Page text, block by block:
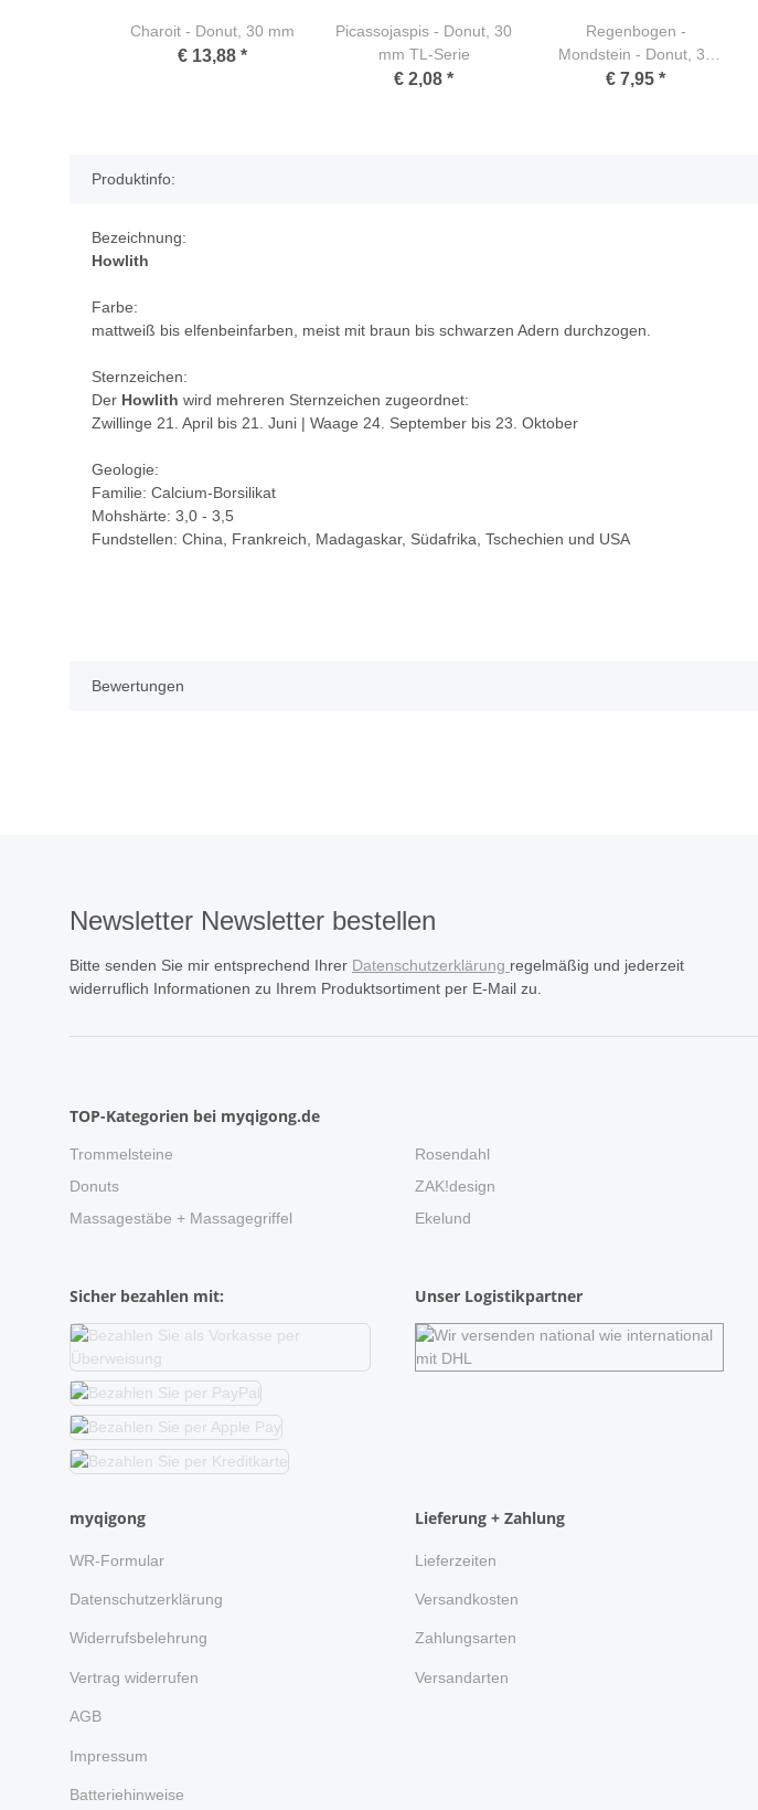
Produktinfo:
Bezeichnung:
Howlith
Farbe:
mattweiß bis elfenbeinfarben, meist mit braun bis schwarzen Adern durchzogen.
Sternzeichen:
Der Howlith wird mehreren Sternzeichen zugeordnet:
Zwillinge 21. April bis 21. Juni | Waage 24. September bis 23. Oktober
Geologie:
Familie: Calcium-Borsilikat
Mohshärte: 3,0 - 3,5
Fundstellen: China, Frankreich, Madagaskar, Südafrika, Tschechien und USA
Bewertungen
Charoit - Donut, 30 mm
€ 13,88 *
Picassojaspis - Donut, 30
mm TL-Serie
€ 2,08 *
Regenbogen -
Mondstein - Donut, 30
mm
€ 7,95 *
Newsletter Newsletter bestellen
Bitte senden Sie mir entsprechend Ihrer Datenschutzerklärung regelmäßig und jederzeit
widerruflich Informationen zu Ihrem Produktsortiment per E-Mail zu.
TOP-Kategorien bei myqigong.de
Trommelsteine
Donuts
Massagestäbe + Massagegriffel
Rosendahl
ZAK!design
Ekelund
Sicher bezahlen mit: Unser Logistikpartner
myqigong
WR-Formular
Datenschutzerklärung
Widerrufsbelehrung
Vertrag widerrufen
AGB
Impressum
Batteriehinweise
Lieferung + Zahlung
Lieferzeiten
Versandkosten
Zahlungsarten
Versandarten